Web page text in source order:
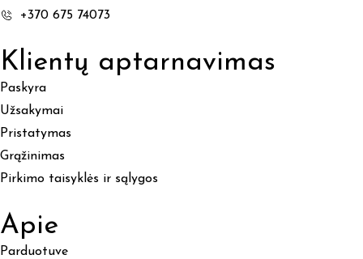
+370 675 74073
Klientų aptarnavimas
Paskyra
Užsakymai
Pristatymas
Grąžinimas
Pirkimo taisyklės ir sąlygos
Apie
Parduotuve